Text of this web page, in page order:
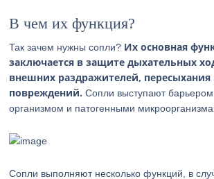
В чем их функция?
Так зачем нужны сопли? Их основная
заключается в защите дыхательных
внешних раздражителей,
повреждений. Сопли выступают
организмом и патогенными
Сопли выполняют несколько функций, в